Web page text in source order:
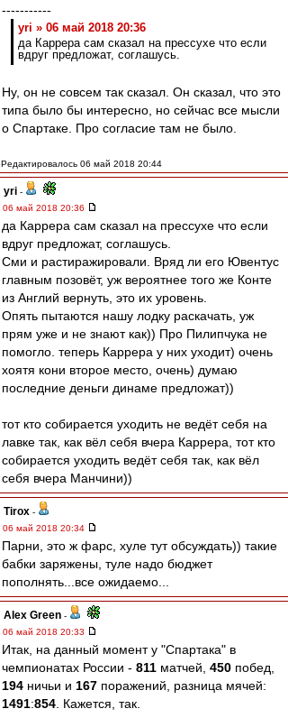
-----------
yri » 06 май 2018 20:36
да Каррера сам сказал на прессухе что если
вдруг предложат, соглашусь.
Ну, он не совсем так сказал. Он сказал, что это
типа было бы интересно, но сейчас все мысли
о Спартаке. Про согласие там не было.
Редактировалось 06 май 2018 20:44
yri -
06 май 2018 20:36
да Каррера сам сказал на прессухе что если
вдруг предложат, соглашусь.
Сми и растиражировали. Вряд ли его Ювентус
главным позовёт, уж вероятнее того же Конте
из Англий вернуть, это их уровень.
Опять пытаются нашу лодку раскачать, уж
прям уже и не знают как)) Про Пилипчука не
помогло. теперь Каррера у них уходит) очень
хоятя кони второе место, очень) думаю
последние деньги динаме предложат))
тот кто собирается уходить не ведёт себя на
лавке так, как вёл себя вчера Каррера, тот кто
собирается уходить ведёт себя так, как вёл
себя вчера Манчини))
Tirox -
06 май 2018 20:34
Парни, это ж фарс, хуле тут обсуждать)) такие
бабки заряжены, туле надо бюджет
пополнять...все ожидаемо...
Alex Green -
06 май 2018 20:33
Итак, на данный момент у "Спартака" в
чемпионатах России - 811 матчей, 450 побед,
194 ничьи и 167 поражений, разница мячей:
1491:854 . Кажется, так.